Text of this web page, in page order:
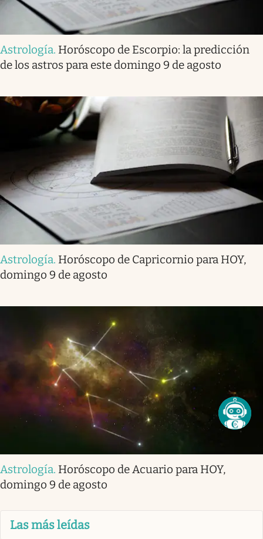
Astrología. Horóscopo de Escorpio: la predicción
de los astros para este domingo 9 de agosto
Astrología. Horóscopo de Capricornio para HOY,
domingo 9 de agosto
Astrología. Horóscopo de Acuario para HOY,
domingo 9 de agosto
Las más leídas